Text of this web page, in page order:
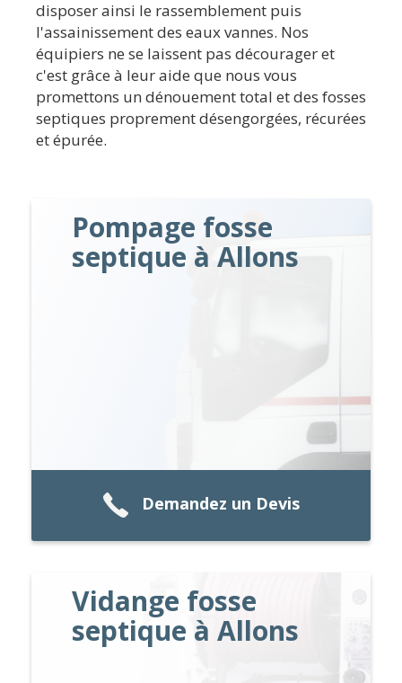
disposer ainsi le rassemblement puis
l'assainissement des eaux vannes. Nos
équipiers ne se laissent pas décourager et
c'est grâce à leur aide que nous vous
promettons un dénouement total et des fosses
septiques proprement désengorgées, récurées
et épurée.
Pompage fosse
septique à Allons
Demandez un Devis
Vidange fosse
septique à Allons